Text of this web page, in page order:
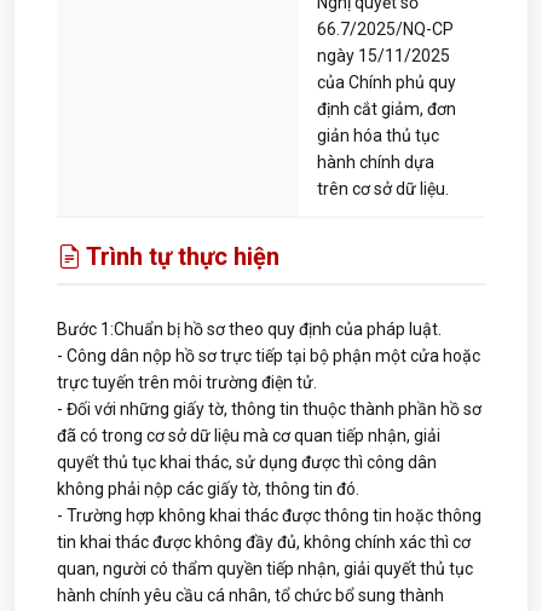
66.7/2025/NQ-CP
ngày 15/11/2025
của Chính phủ quy
định cắt giảm, đơn
giản hóa thủ tục
hành chính dựa
trên cơ sở dữ liệu.
Trình tự thực hiện
Bước 1:Chuẩn bị hồ sơ theo quy định của pháp luật.
- Công dân nộp hồ sơ trực tiếp tại bộ phận một cửa hoặc
trực tuyến trên môi trường điện tử.
- Đối với những giấy tờ, thông tin thuộc thành phần hồ sơ
đã có trong cơ sở dữ liệu mà cơ quan tiếp nhận, giải
quyết thủ tục khai thác, sử dụng được thì công dân
không phải nộp các giấy tờ, thông tin đó.
- Trường hợp không khai thác được thông tin hoặc thông
tin khai thác được không đầy đủ, không chính xác thì cơ
quan, người có thẩm quyền tiếp nhận, giải quyết thủ tục
hành chính yêu cầu cá nhân, tổ chức bổ sung thành